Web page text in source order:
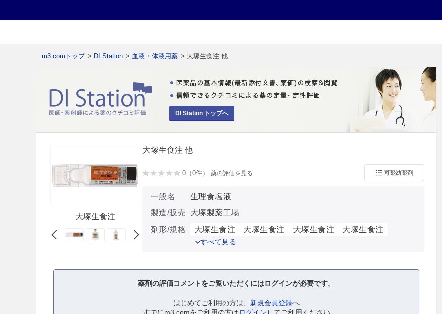
m3.comトップ > DI Station > 血液・体液用薬 > 大塚生食注 他
DI Station トップへ
大塚生食注
大塚生食注 他
0（0件） 薬の評価を見る 同薬効薬剤
一般名
生理食塩液
製造/販売
大塚製薬工場
剤形/規格
大塚生食注 大塚生食注 大塚生食注 大塚生食注
すべて見る
薬剤の評価コメントをご覧いただくにはログインが必要です。
はじめてご利用の方は、 新規会員登録へ